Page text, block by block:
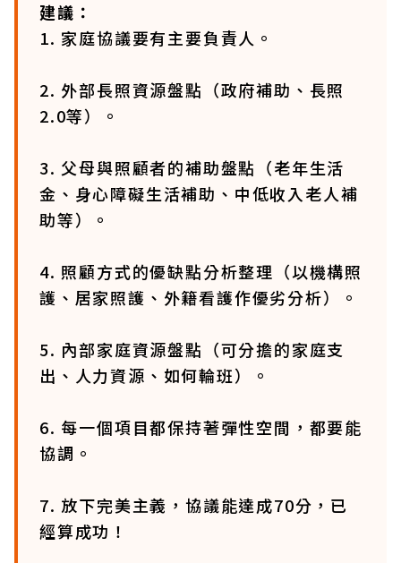
建議：
1. 家庭協議要有主要負責人。
2. 外部長照資源盤點（政府補助、長照
2.0等）。
3. 父母與照顧者的補助盤點（老年生活
金、身心障礙生活補助、中低收入老人補
助等）。
4. 照顧方式的優缺點分析整理（以機構照
護、居家照護、外籍看護作優劣分析）。
5. 內部家庭資源盤點（可分擔的家庭支
出、人力資源、如何輪班）。
6. 每一個項目都保持著彈性空間，都要能
協調。
7. 放下完美主義，協議能達成70分，已
經算成功！